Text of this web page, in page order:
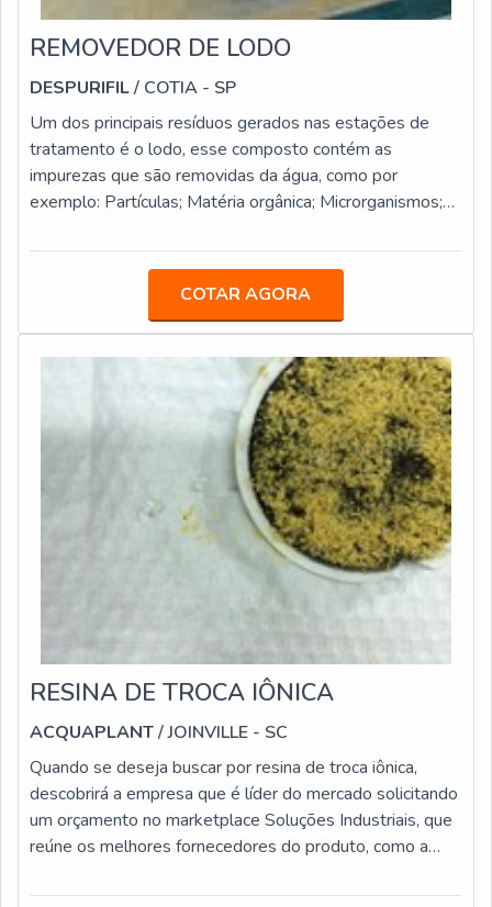
REMOVEDOR DE LODO
DESPURIFIL/ COTIA - SP
Um dos principais resíduos gerados nas estações de
tratamento é o lodo, esse composto contém as
impurezas que são removidas da água, como por
exemplo: Partículas; Matéria orgânica; Microrganismos;
que esse processo seja realizado deve ter um volume
Quanto menor for o volume de lodo no decantador maior
é o tempo necessário para a detenção “útil” e, assim,
melhor será a água cla
COTAR AGORA
RESINA DE TROCA IÔNICA
ACQUAPLANT/ JOINVILLE - SC
Quando se deseja buscar por resina de troca iônica,
descobrirá a empresa que é líder do mercado solicitando
um orçamento no marketplace Soluções Industriais, que
reúne os melhores fornecedores do produto, como a
IÔNICANo momento que uma empresa de venda de